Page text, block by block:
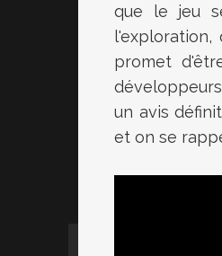
que le jeu
promet
un avis
et on se